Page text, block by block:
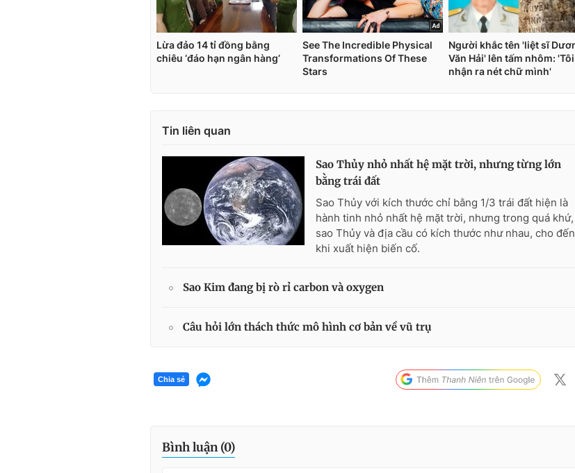
Tin liên quan
Sao Thủy nhỏ nhất hệ mặt trời, nhưng từng lớn
bằng trái đất
Sao Thủy với kích thước chỉ bằng 1/3 trái đất hiện là
hành tinh nhỏ nhất hệ mặt trời, nhưng trong quá khứ,
sao Thủy và địa cầu có kích thước như nhau, cho đến
khi xuất hiện biến cố.
Sao Kim đang bị rò rỉ carbon và oxygen
Câu hỏi lớn thách thức mô hình cơ bản về vũ trụ
Chia sẻ
Bình luận (0)